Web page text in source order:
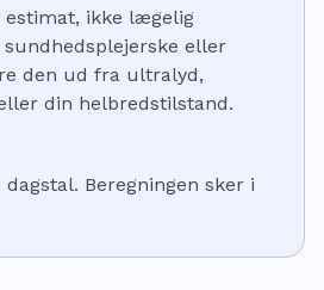
estimat, ikke lægelig
sundhedsplejerske eller
den ud fra ultralyd,
din helbredstilstand.
Beregningen sker i